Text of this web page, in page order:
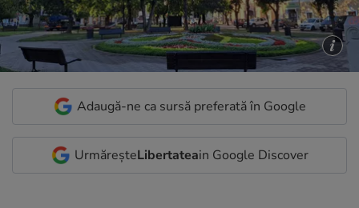
Adaugă-ne ca sursă preferată în Google
UrmăreșteLibertateain Google Discover